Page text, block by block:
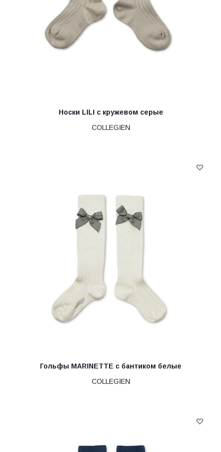
Носки LILI с кружевом серые
COLLEGIEN
Гольфы MARINETTE с бантиком белые
COLLEGIEN